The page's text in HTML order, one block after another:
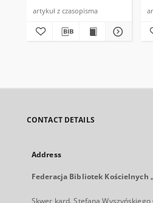
artykuł z czasopisma
CONTACT DETAILS
Address
Federacja Bibliotek Kościelnych
Skwer kard. Stefana Wyszyńskiego